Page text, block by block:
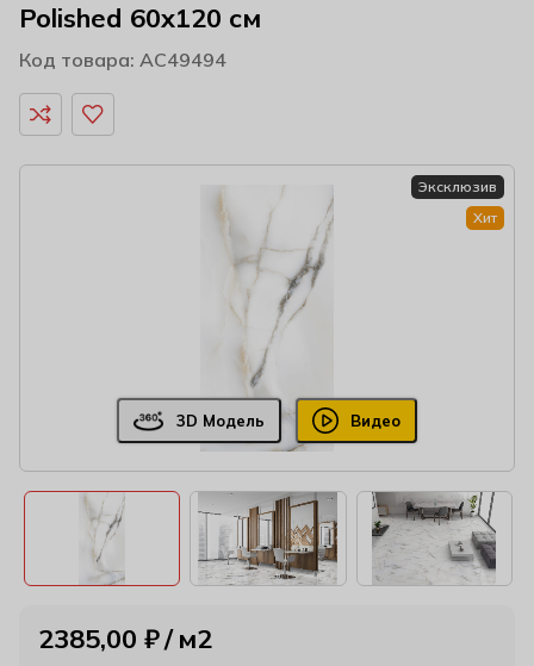
Polished 60х120 см
Код товара: AC49494
3D Модель Видео
Эксклюзив
Хит
2385,00 ₽ м2